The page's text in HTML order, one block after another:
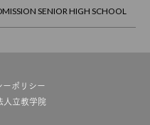
SENIOR HIGH SCHOOL
ーポリシー
人立教学院